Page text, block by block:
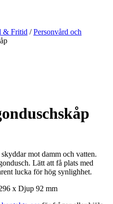
& Fritid /Personvård och
mot damm och vatten.
Lätt att få plats med
lucka för hög synlighhet.
x Djup 92 mm